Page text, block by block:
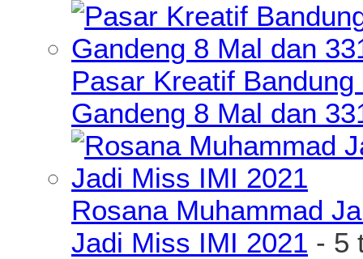
Pasar Kreatif
Gandeng 8 Mal dan
Rosana Muhammad
Jadi Miss IMI 2021 - 5